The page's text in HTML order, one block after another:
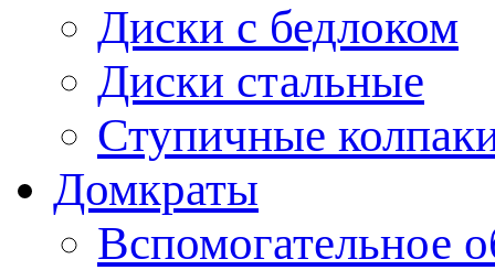
Диски с бедлоком
Диски стальные
Ступичные
Домкраты
Вспомогательное